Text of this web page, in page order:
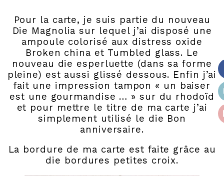
Pour la carte, je suis partie du nouveau
Die Magnolia sur lequel j’ai disposé une
ampoule colorisé aux distress oxide
Broken china et Tumbled glass. Le
nouveau die esperluette (dans sa forme
pleine) est aussi glissé dessous. Enfin j’ai
fait une impression tampon « un baiser
est une gourmandise … » sur du rhodoïd
et pour mettre le titre de ma carte j’ai
simplement utilisé le die Bon
anniversaire.
La bordure de ma carte est faite grâce au
die bordures petites croix.